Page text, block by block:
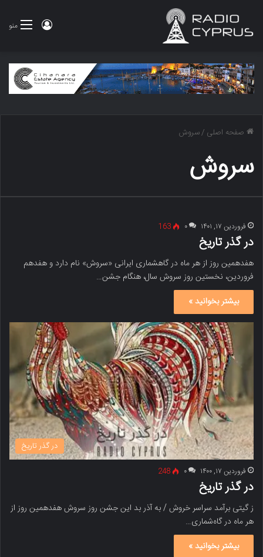
منو ورود
صفحه اصلی /سروش
سروش
فروردین ۱۷, ۱۴۰۱ ۰ 163
در گذر تاریخ
هفدهمین روز از هر ماه در گاهشماری ایرانی «سروش» نام دارد و هفدهم
فروردین، نخستین روز سروش سال، هنگام جشن…
بیشتر بخوانید »
در گذر تاریخ
فروردین ۱۷, ۱۴۰۰ ۰ 248
در گذر تاریخ
ز گیتی برآمد سراسر خروش / به آذر بد این جشن روز سروش هفدهمین روز از
هر ماه در گاه‌شماری…
بیشتر بخوانید »